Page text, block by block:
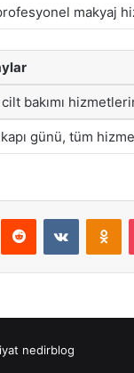
makyaj
bakımı
kapı günü, tüm
Reddit VKontakte
nedirblog